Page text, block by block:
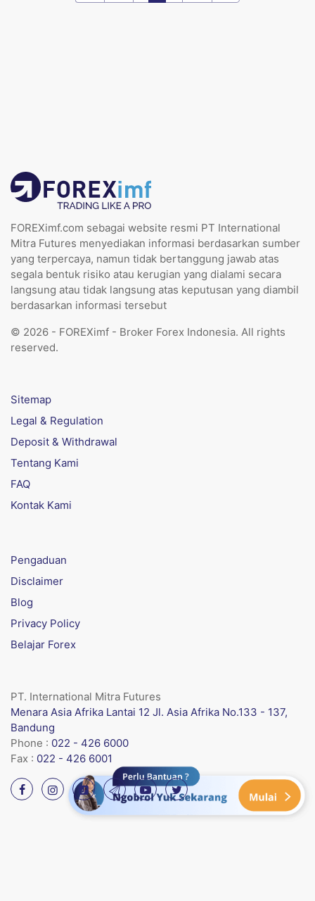
FOREXimf.com sebagai website resmi PT International
Mitra Futures menyediakan informasi berdasarkan sumber
yang terpercaya, namun tidak bertanggung jawab atas
segala bentuk risiko atau kerugian yang dialami secara
langsung atau tidak langsung atas keputusan yang diambil
berdasarkan informasi tersebut
© 2026 - FOREXimf - Broker Forex Indonesia. All rights
reserved.
Sitemap
Legal & Regulation
Deposit & Withdrawal
Tentang Kami
FAQ
Kontak Kami
Pengaduan
Disclaimer
Blog
Privacy Policy
Belajar Forex
PT. International Mitra Futures
Menara Asia Afrika Lantai 12 Jl. Asia Afrika No.133 - 137,
Bandung
Phone : 022 - 426 6000
Fax : 022 - 426 6001